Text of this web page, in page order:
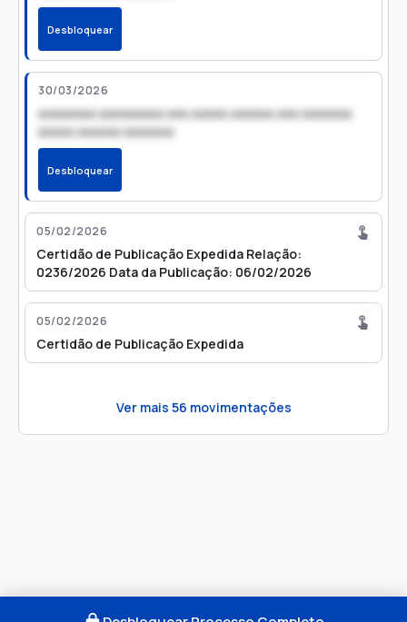
Desbloquear
30/03/2026
xxxxxxxx xxxxxxxxx xxx xxxxx xxxxxx xxx xxxxxxx
xxxxx xxxxxx xxxxxxx
Desbloquear
05/02/2026
Certidão de Publicação Expedida Relação:
0236/2026 Data da Publicação: 06/02/2026
05/02/2026
Certidão de Publicação Expedida
Ver mais 56 movimentações